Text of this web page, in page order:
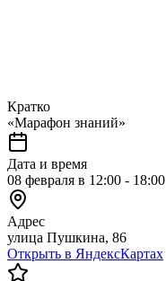
Кратко
«Марафон знаний»
Дата и время
08 февраля в 12:00 - 18:00
Адрес
улица Пушкина, 86
Открыть в ЯндексКартах